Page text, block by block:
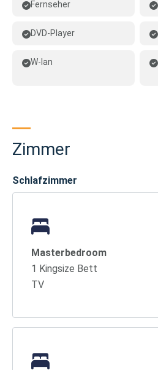
Fernseher
DVD-Player
W-lan
Zimmer
Schlafzimmer
Masterbedroom
1 Kingsize Bett
TV